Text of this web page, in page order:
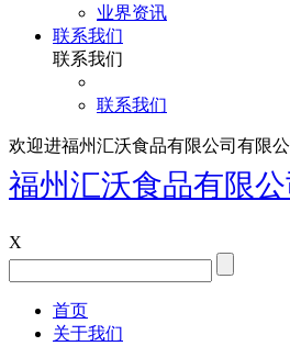
业界资讯
联系我们
联系我们
联系我们
欢迎进福州汇沃食品有限公司有限
福州汇沃食品有限公
X
首页
关于我们